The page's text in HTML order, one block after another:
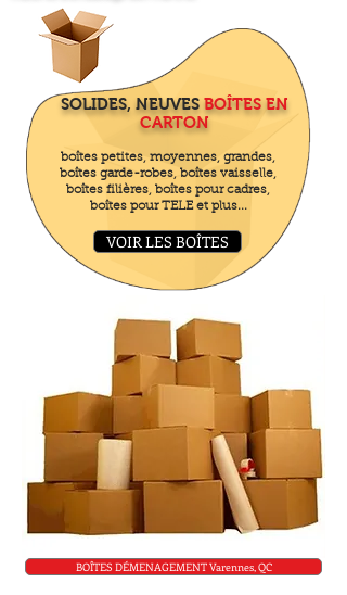
SOLIDES, NEUVES BOÎTES EN
CARTON
boîtes petites, moyennes, grandes,
boîtes garde-robes, boîtes vaisselle,
boîtes filières, boîtes pour cadres,
boîtes pour TELE et plus...
VOIR LES BOÎTES
BOÎTES DÉMENAGEMENT Varennes, QC